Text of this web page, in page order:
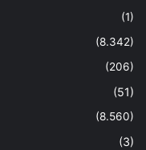
(1)
(8.342)
(206)
(51)
(8.560)
(3)